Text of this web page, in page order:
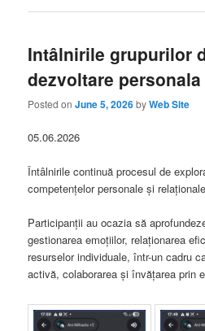
Intâlnirile grupurilor
dezvoltare personala
Posted onJune 5, 2026byWeb Site
05.06.2026
Întâlnirile continuă procesul de
competențelor personale și
Participanții au ocazia să
gestionarea emoțiilor, relaționarea
resurselor individuale, într-un cadru
activă, colaborarea și învățarea prin